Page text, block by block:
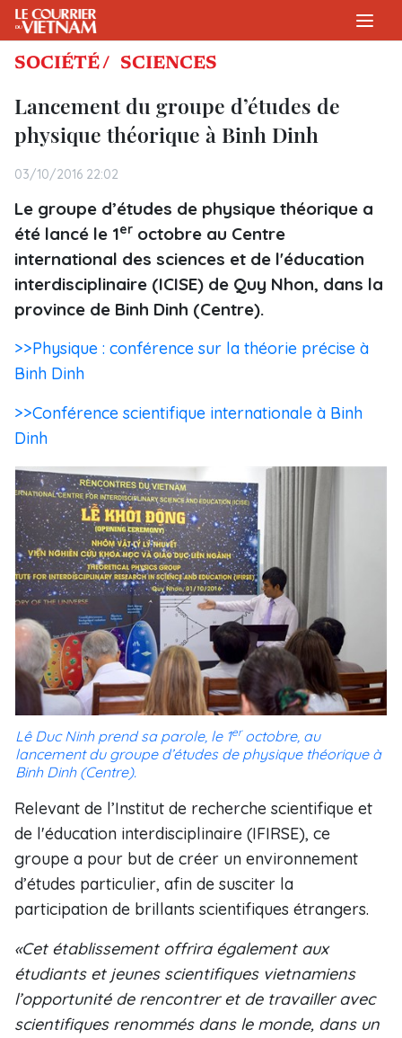
SOCIÉTÉ / SCIENCES
Lancement du groupe d’études de
physique théorique à Binh Dinh
03/10/2016 22:02
Le groupe d’études de physique théorique a
été lancé le 1er octobre au Centre
international des sciences et de l'éducation
interdisciplinaire (ICISE) de Quy Nhon, dans la
province de Binh Dinh (Centre).
>>Physique : conférence sur la théorie précise à
Binh Dinh
>>Conférence scientifique internationale à Binh
Dinh
Lê Duc Ninh prend sa parole, le 1er octobre, au
lancement du groupe d’études de physique théorique à
Binh Dinh (Centre).
Relevant de l’Institut de recherche scientifique et
de l'éducation interdisciplinaire (IFIRSE), ce
groupe a pour but de créer un environnement
d’études particulier, afin de susciter la
participation de brillants scientifiques étrangers.
«Cet établissement offrira également aux
étudiants et jeunes scientifiques vietnamiens
l’opportunité de rencontrer et de travailler avec
scientifiques renommés dans le monde, dans un